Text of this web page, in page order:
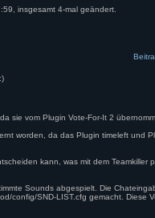
insgesamt 4-mal geändert.
sie vom Plugin Vote-For-It 2
worden, da das Plugin timeleft und
kann, was mit dem Teamkiller
Sounds abgespielt. Die
config/SND-LIST.cfg gemacht. Diese